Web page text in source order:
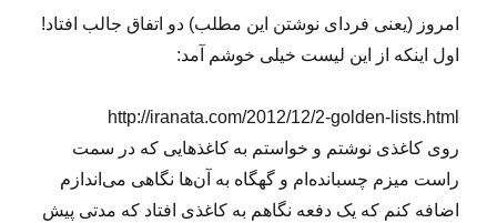
امروز (یعنی فردای نوشتن این مطلب) دو اتفاق جالب افتاد!
اول اینکه از این لیست خیلی خوشم آمد:
http://iranata.com/2012/12/2-golden-lists.html
روی کاغذی نوشتم و خواستم به کاغذهایی که در سمت
راست میزم چسبانده‌ام و گهگاه به آن‌ها نگاهی می‌اندازم
اضافه کنم که یک دفعه نگاهم به کاغذی افتاد که مدتی پیش